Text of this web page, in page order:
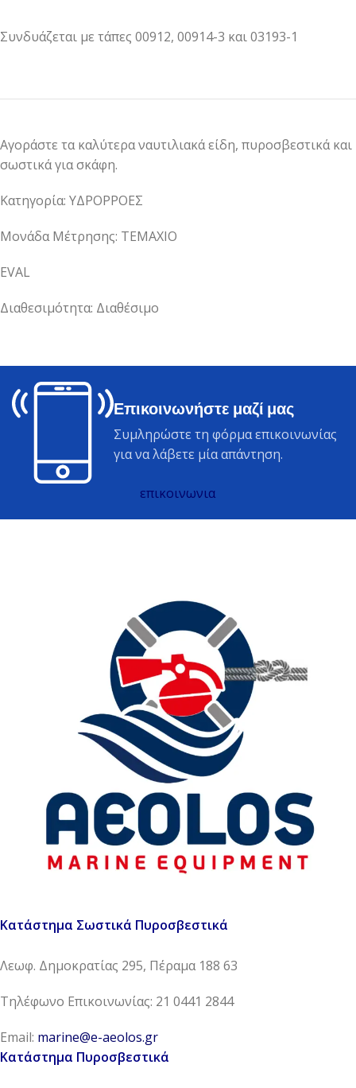
Συνδυάζεται με τάπες 00912, 00914-3 και 03193-1
Αγοράστε τα καλύτερα ναυτιλιακά είδη, πυροσβεστικά και
σωστικά για σκάφη.
Κατηγορία: ΥΔΡΟΡΡΟΕΣ
Μονάδα Μέτρησης: ΤΕΜΑΧΙΟ
EVAL
Διαθεσιμότητα: Διαθέσιμο
Επικοινωνήστε μαζί μας
Συμληρώστε τη φόρμα επικοινωνίας
για να λάβετε μία απάντηση.
επικοινωνια
Κατάστημα Σωστικά Πυροσβεστικά
Λεωφ. Δημοκρατίας 295, Πέραμα 188 63
Τηλέφωνο Επικοινωνίας: 21 0441 2844
Email: marine@e-aeolos.gr
Κατάστημα Πυροσβεστικά